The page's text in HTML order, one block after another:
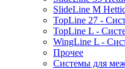
SlideLine M
TopLine 27 -
TopLine L -
WingLine L -
Прочее
Системы для